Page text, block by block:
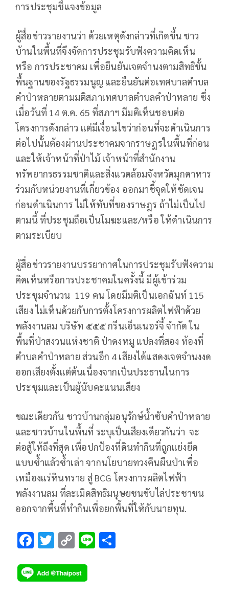
การประชุมชี้แจงข้อมูล
ผู้สื่อข่าวรายงานว่า ด้วยเหตุดังกล่าวที่เกิดขึ้น ชาว
บ้านในพื้นที่จึงจัดการประชุมรับฟังความคิดเห็น
หรือ การประชาคม เพื่อยืนยันเจตจำนงตามสิทธิขั้น
พื้นฐานของรัฐธรรมนูญ และยืนยันต่อเทศบาลตำบล
คำป่าหลายตามมติสภาเทศบาลตำบลคำป่าหลาย ซึ่ง
เมื่อวันที่ 14 ต.ค. 65 ที่สภาฯ มีมติเห็นชอบต่อ
โครงการดังกล่าว แต่มีเงื่อนไขว่าก่อนที่จะดำเนินการ
ต่อไปนั้นต้องผ่านประชาคมจากราษฎรในพื้นที่ก่อน
และให้เจ้าหน้าที่ป่าไม้ เจ้าหน้าที่สำนักงาน
ทรัพยากรธรรมชาติและสิ่งแวดล้อมจังหวัดมุกดาหาร
ร่วมกับหน่วยงานที่เกี่ยวข้อง ออกมาชี้จุดให้ชัดเจน
ก่อนดำเนินการ ไม่ให้ทับที่ของราษฎร ถ้าไม่เป็นไป
ตามนี้ ที่ประชุมถือเป็นโมฆะและ/หรือ ให้ดำเนินการ
ตามระเบียบ
ผู้สื่อข่าวรายงานบรรยากาศในการประชุมรับฟังความ
คิดเห็นหรือการประชาคมในครั้งนี้ มีผู้เข้าร่วม
ประชุมจำนวน 119 คน โดยมีมติเป็นเอกฉันท์ 115
เสียง ไม่เห็นด้วยกับการตั้งโครงการผลิตไฟฟ้าด้วย
พลังงานลม บริษัท ๕๕๕ กรีนเอ็นเนอร์จี้ จำกัด ใน
พื้นที่ป่าสงวนแห่งชาติ ป่าดงหมู แปลงที่สอง ท้องที่
ตำบลคำป่าหลาย ส่วนอีก 4 เสียงได้แสดงเจตจำนงงด
ออกเสียงตั้งแต่ต้นเนื่องจากเป็นประธานในการ
ประชุมและเป็นผู้นับคะแนนเสียง
ขณะเดียวกัน ชาวบ้านกลุ่มอนุรักษ์น้ำซับคำป่าหลาย
และชาวบ้านในพื้นที่ ระบุเป็นเสียงเดียวกันว่า จะ
ต่อสู้ให้ถึงที่สุด เพื่อปกป้องที่ดินทำกินที่ถูกแย่งยึด
แบบซ้ำแล้วซ้ำเล่า จากนโยบายทวงคืนผืนป่าเพื่อ
เหมืองแร่หินทราย สู่ BCG โครงการผลิตไฟฟ้า
พลังงานลม ที่ละเมิดสิทธิมนุษยชนขับไล่ประชาชน
ออกจากพื้นที่ทำกินเพื่อยกพื้นที่ให้กับนายทุน.
F
e
b
T
tt
er
C
p
y
Li